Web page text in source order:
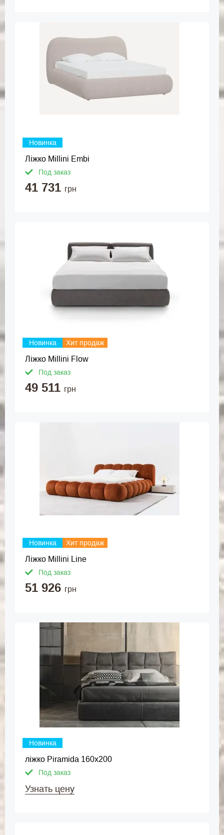
Новинка
Ліжко Millini Embi
Под заказ
41 731 грн
Новинка Хит продаж
Ліжко Millini Flow
Под заказ
49 511 грн
Новинка Хит продаж
Ліжко Millini Line
Под заказ
51 926 грн
Новинка
ліжко Piramida 160х200
Под заказ
Узнать цену